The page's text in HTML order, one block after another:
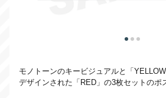
モノトーンのキービジュアルと「
デザインされた「RED」の3枚セットのポ